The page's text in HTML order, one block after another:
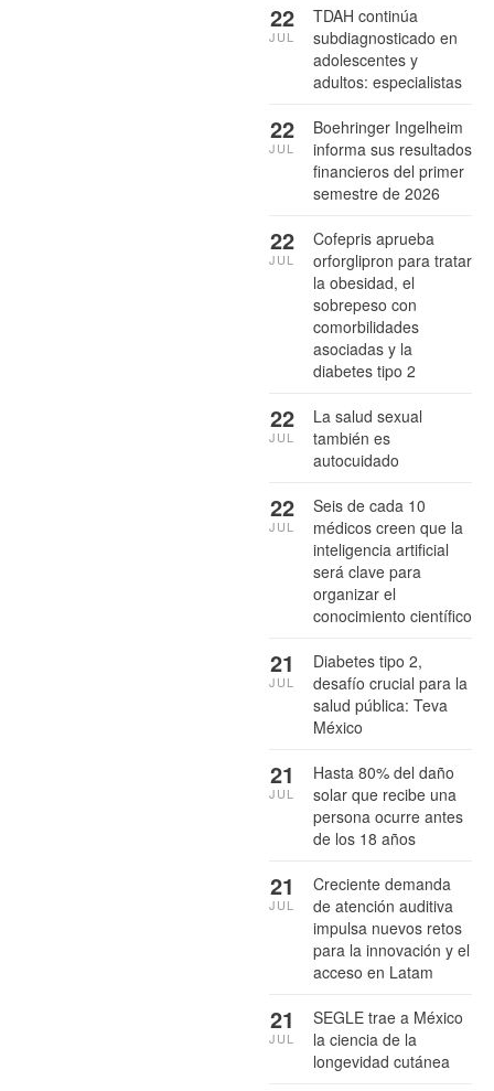
TDAH continúa
subdiagnosticado en
adolescentes y
adultos: especialistas
22
JUL
Boehringer Ingelheim
informa sus resultados
financieros del primer
semestre de 2026
22
JUL
Cofepris aprueba
orforglipron para tratar
la obesidad, el
sobrepeso con
comorbilidades
asociadas y la
diabetes tipo 2
22
JUL
La salud sexual
también es
autocuidado
22
JUL
Seis de cada 10
médicos creen que la
inteligencia artificial
será clave para
organizar el
conocimiento científico
22
JUL
Diabetes tipo 2,
desafío crucial para la
salud pública: Teva
México
21
JUL
Hasta 80% del daño
solar que recibe una
persona ocurre antes
de los 18 años
21
JUL
Creciente demanda
de atención auditiva
impulsa nuevos retos
para la innovación y el
acceso en Latam
21
JUL
SEGLE trae a México
la ciencia de la
longevidad cutánea
21
JUL